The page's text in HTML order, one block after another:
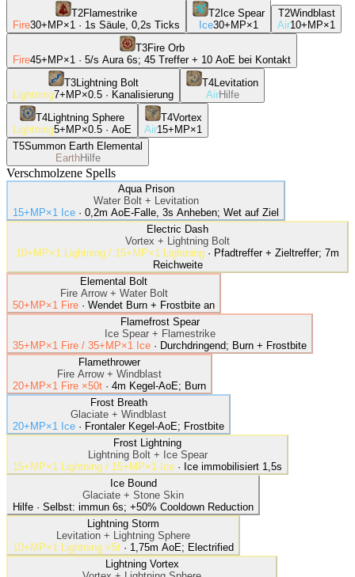
T2Flamestrike
Fire30+MP×1 · 1s Säule, 0,2s Ticks
T2 Ice Spear
Ice30+MP×1
T2Windblast
Air10+MP×1
T3Fire Orb
Fire45+MP×1 · 5/s Aura 6s; 45 Treffer + 10 AoE bei Kontakt
T3Lightning Bolt
Lightning7+MP×0.5 · Kanalisierung
T4Levitation
AirHilfe
T4Lightning Sphere
Lightning5+MP×0.5 · AoE
T4Vortex
Air15+MP×1
T5Summon Earth Elemental
EarthHilfe
Verschmolzene Spells
Aqua Prison
Water Bolt+ Levitation
15+MP×1 Ice · 0,2m AoE-Falle, 3s Anheben; Wet auf Ziel
Electric Dash
Vortex + Lightning Bolt
10+MP×1 Lightning / 15+MP×1 Lightning · Pfadtreffer + Zieltreffer; 7m
Reichweite
Elemental Bolt
Fire Arrow+ Water Bolt
50+MP×1 Fire · Wendet Burn + Frostbite an
Flamefrost Spear
Ice Spear+ Flamestrike
35+MP×1 Fire / 35+MP×1 Ice · Durchdringend; Burn + Frostbite
Flamethrower
Fire Arrow+ Windblast
20+MP×1 Fire ×50t · 4m Kegel-AoE; Burn
Frost Breath
Glaciate + Windblast
20+MP×1 Ice · Frontaler Kegel-AoE; Frostbite
Frost Lightning
Lightning Bolt+ Ice Spear
15+MP×1 Lightning / 15+MP×1 Ice · Ice immobilisiert 1,5s
Ice Bound
Glaciate + Stone Skin
Hilfe · Selbst: immun 6s; +50% Cooldown Reduction
Lightning Storm
Levitation + Lightning Sphere
10+MP×1 Lightning ×5t · 1,75m AoE; Electrified
Lightning Vortex